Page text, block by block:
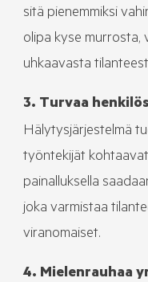
sitä pienemmiksi
olipa kyse murrosta,
uhkaavasta
3. Turvaa
Hälytysjärjestelmä
työntekijät
painalluksella
joka varmistaa
viranomaiset.
4. Mielenrauhaa